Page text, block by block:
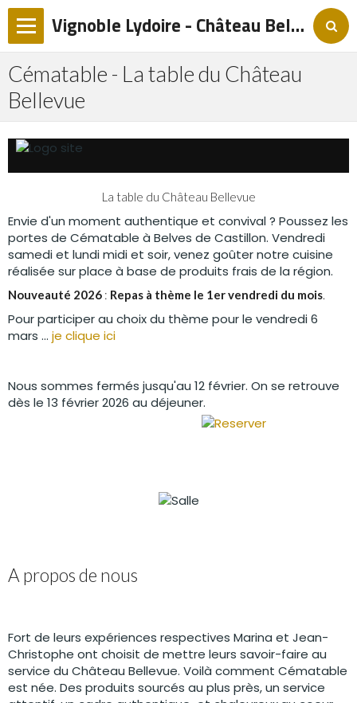
Vignoble Lydoire - Château Bellevue
Langues
Accueil
Notre actualité
Contact
Cématable - La table du Château Bellevue
Cématable - La table du Château
Bellevue
La table du Château Bellevue
Envie d'un moment authentique et convival ? Poussez les
portes de Cématable à Belves de Castillon. Vendredi
samedi et lundi midi et soir, venez goûter notre cuisine
réalisée sur place à base de produits frais de la région.
Nouveauté 2026 : Repas à thème le 1er vendredi du mois.
Pour participer au choix du thème pour le vendredi 6
mars ... je clique ici
Nous sommes fermés jusqu'au 12 février. On se retrouve
dès le 13 février 2026 au déjeuner.
A propos de nous
Fort de leurs expériences respectives Marina et Jean-
Christophe ont choisit de mettre leurs savoir-faire au
service du Château Bellevue. Voilà comment Cématable
est née. Des produits sourcés au plus près, un service